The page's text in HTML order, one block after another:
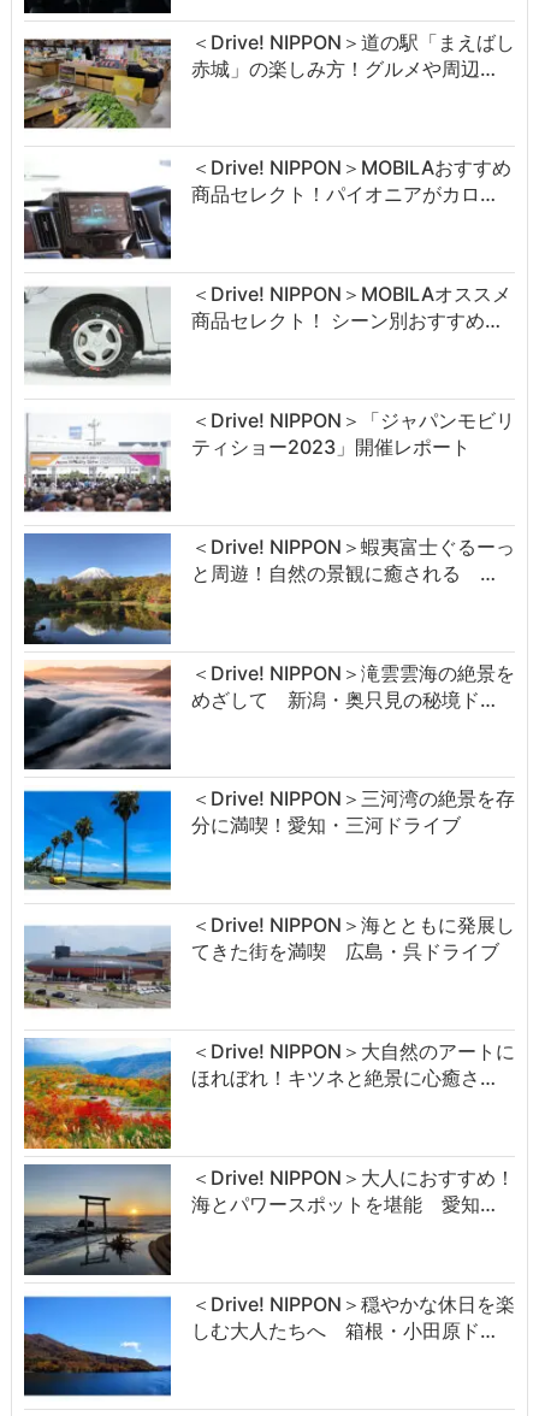
＜Drive! NIPPON＞道の駅「まえばし
赤城」の楽しみ方！グルメや周辺…
＜Drive! NIPPON＞MOBILAおすすめ
商品セレクト！パイオニアがカロ…
＜Drive! NIPPON＞MOBILAオススメ
商品セレクト！ シーン別おすすめ…
＜Drive! NIPPON＞「ジャパンモビリ
ティショー2023」開催レポート
＜Drive! NIPPON＞蝦夷富士ぐるーっ
と周遊！自然の景観に癒される …
＜Drive! NIPPON＞滝雲雲海の絶景を
めざして 新潟・奥只見の秘境ド…
＜Drive! NIPPON＞三河湾の絶景を存
分に満喫！愛知・三河ドライブ
＜Drive! NIPPON＞海とともに発展し
てきた街を満喫 広島・呉ドライブ
＜Drive! NIPPON＞大自然のアートに
ほれぼれ！キツネと絶景に心癒さ…
＜Drive! NIPPON＞大人におすすめ！
海とパワースポットを堪能 愛知…
＜Drive! NIPPON＞穏やかな休日を楽
しむ大人たちへ 箱根・小田原ド…